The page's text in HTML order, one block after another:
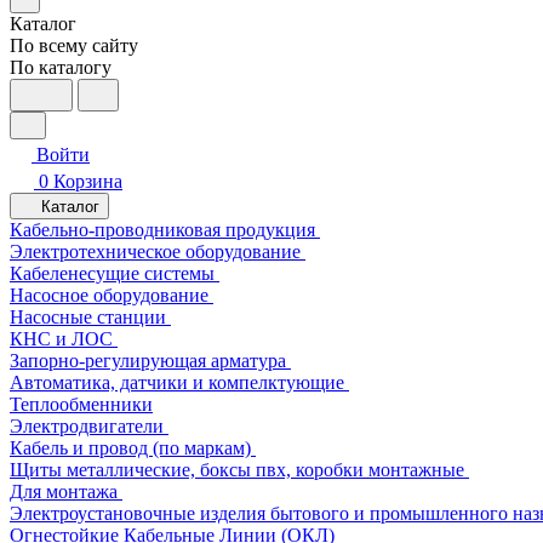
Каталог
По всему сайту
По каталогу
Войти
0 Корзина
Каталог
Кабельно-проводниковая продукция
Электротехническое оборудование
Кабеленесущие системы
Насосное оборудование
Насосные станции
КНС и ЛОС
Запорно-регулирующая арматура
Автоматика, датчики и компелктующие
Теплообменники
Электродвигатели
Кабель и провод (по маркам)
Щиты металлические, боксы пвх, коробки монтажные
Для монтажа
Электроустановочные изделия бытового и промышленного
Огнестойкие Кабельные Линии (ОКЛ)